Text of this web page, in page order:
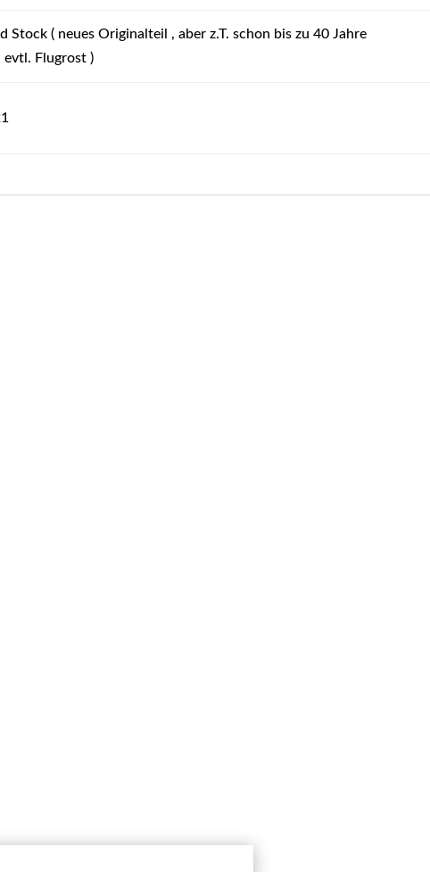
Stock ( neues Originalteil , aber z.T. schon bis zu 40 Jahre
evtl. Flugrost )